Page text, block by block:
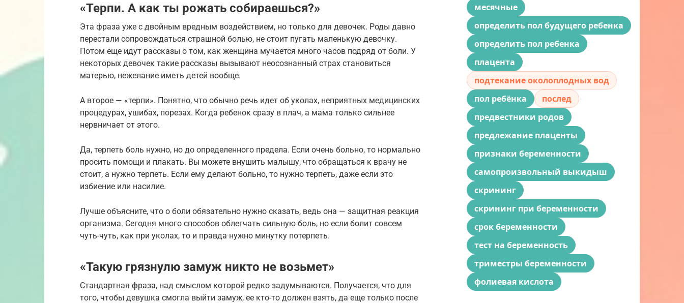
«Терпи. А как ты рожать собираешься?»
Эта фраза уже с двойным вредным воздействием, но только для девочек. Роды давно
перестали сопровождаться страшной болью, не стоит пугать маленькую девочку.
Потом еще идут рассказы о том, как женщина мучается много часов подряд от боли. У
некоторых девочек такие рассказы вызывают неосознанный страх становиться
матерью, нежелание иметь детей вообще.
А второе — «терпи». Понятно, что обычно речь идет об уколах, неприятных медицинских
процедурах, ушибах, порезах. Когда ребенок сразу в плач, а мама только сильнее
нервничает от этого.
Да, терпеть боль нужно, но до определенного предела. Если очень больно, то нормально
просить помощи и плакать. Вы можете внушить малышу, что обращаться к врачу не
стоит, а нужно терпеть. Если ему делают больно, то нужно терпеть, даже если это
избиение или насилие.
Лучше объясните, что о боли обязательно нужно сказать, ведь она — защитная реакция
организма. Сегодня много способов облегчать сильную боль, но если болит совсем
чуть-чуть, как при уколах, то и правда нужно минутку потерпеть.
«Такую грязнулю замуж никто не возьмет»
Стандартная фраза, над смыслом которой редко задумываются. Получается, что для
того, чтобы девушка смогла выйти замуж, ее кто-то должен взять, да еще только после
месячные
определить пол будущего ребенка
определить пол ребенка
плацента
подтекание околоплодных вод
пол ребёнка
послед
предвестники родов
предлежание плаценты
признаки беременности
самопроизвольный выкидыш
скрининг
скрининг при беременности
срок беременности
тест на беременность
триместры беременности
фолиевая кислота